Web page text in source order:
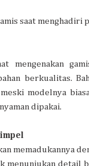
saat menghadiri
mengenakan
berkualitas.
modelnya
dipakai.
memadukannya
detail